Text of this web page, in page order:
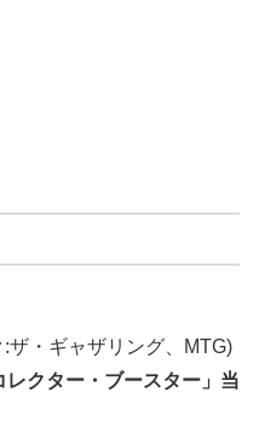
ザ・ギャザリング、MTG)
レクター・ブースター」当